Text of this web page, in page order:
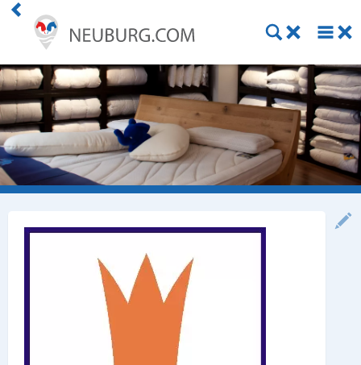
Einkaufen
Handwerk
Gastronomie
Dienstleistung
Gesundheit
Stellenanzeigen
Online Shops